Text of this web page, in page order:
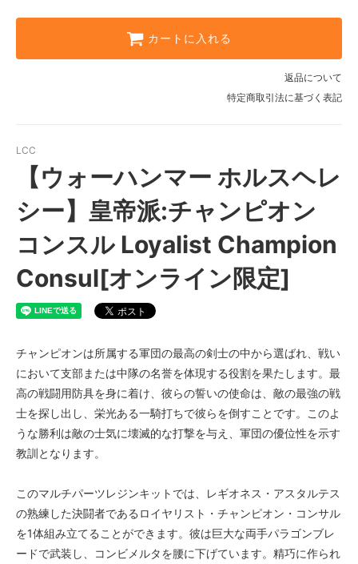
カートに入れる
返品について
特定商取引法に基づく表記
LCC
【ウォーハンマー ホルスヘレ
シー】皇帝派:チャンピオン
コンスル Loyalist Champion
Consul[オンライン限定]
チャンピオンは所属する軍団の最高の剣士の中から選ばれ、戦い
において支部または中隊の名誉を体現する役割を果たします。最
高の戦闘用防具を身に着け、彼らの誓いの使命は、敵の最強の戦
士を探し出し、栄光ある一騎打ちで彼らを倒すことです。このよ
うな勝利は敵の士気に壊滅的な打撃を与え、軍団の優位性を示す
教訓となります。
このマルチパーツレジンキットでは、レギオネス・アスタルテス
の熟練した決闘者であるロイヤリスト・チャンピオン・コンサル
を1体組み立てることができます。彼は巨大な両手パラゴンブレ
ードで武装し、コンビメルタを腰に下げています。精巧に作られ